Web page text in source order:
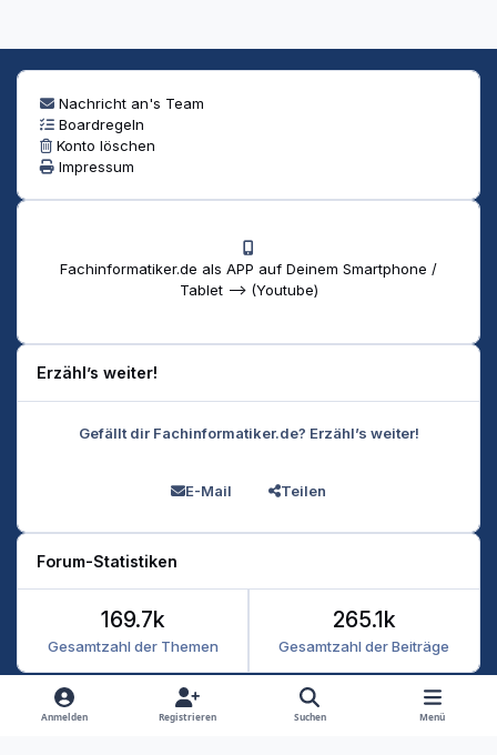
Nachricht an's Team
Boardregeln
Konto löschen
Impressum
Fachinformatiker.de als APP auf Deinem Smartphone /
Tablet --> (Youtube)
Erzähl’s weiter!
Gefällt dir Fachinformatiker.de? Erzähl’s weiter!
E-Mail Teilen
Forum-Statistiken
Gesamtzahl der Themen
169.7k
Gesamtzahl der Beiträge
265.1k
Heller Modus
Dunkler Modus
Systemeinstellung
Anmelden Registrieren Suchen Menü